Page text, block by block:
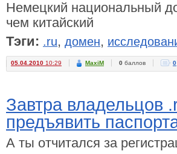
Немецкий национальный
чем китайский
Тэги: .ru, домен,
05.04.2010 10:29 MaxiM 0 баллов 0
Завтра владельцов
предъявить
А ты отчитался за